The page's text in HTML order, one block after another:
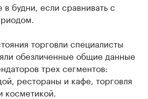
будни, если сравнивать с
торговли специалисты
обезличенные общие данные
трех сегментов:
рестораны и кафе, торговля